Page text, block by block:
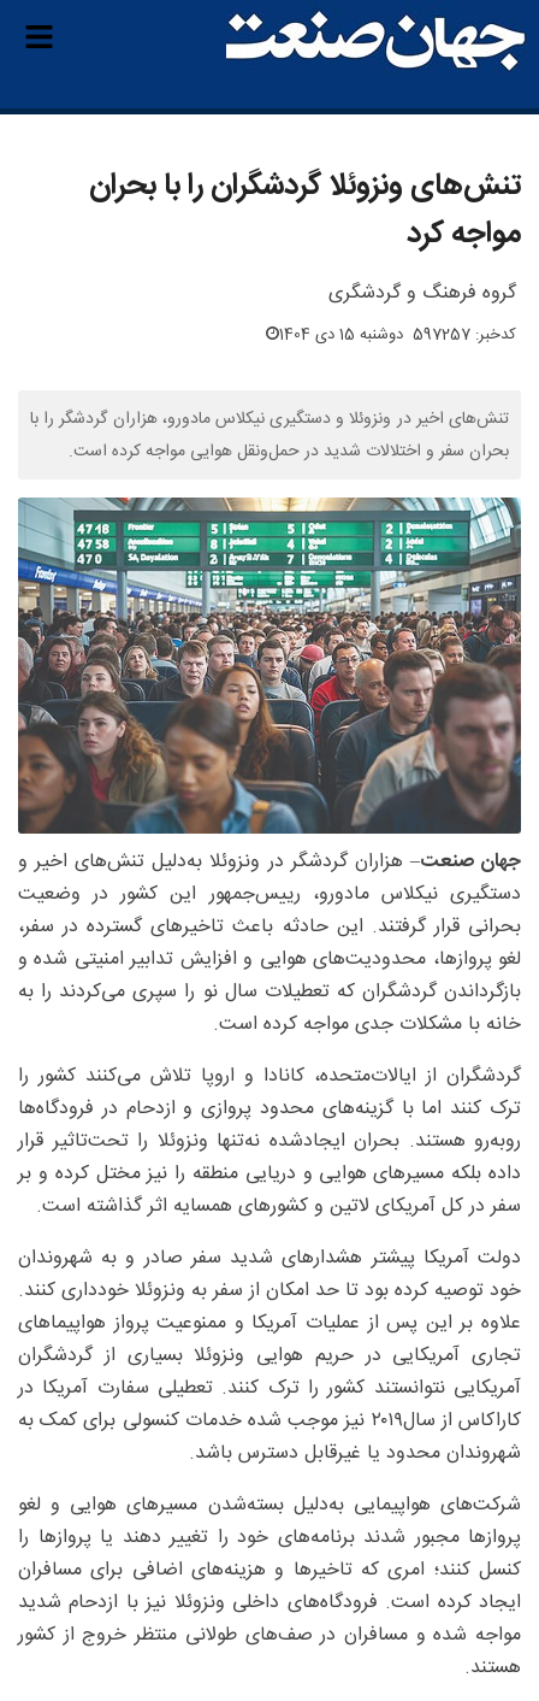
تنش‌های ونزوئلا گردشگران را با بحران
مواجه کرد
گروه فرهنگ و گردشگری
کدخبر: 597257 دوشنبه 15 دی 1404
تنش‌های اخیر در ونزوئلا و دستگیری نیکلاس مادورو، هزاران گردشگر را با
بحران سفر و اختلالات شدید در حمل‌ونقل هوایی مواجه کرده است.
جهان‌ صنعت– هزاران گردشگر در ونزوئلا به‌دلیل تنش‌های اخیر و
دستگیری نیکلاس مادورو، رییس‌جمهور این کشور در وضعیت
بحرانی قرار گرفتند. این حادثه باعث تاخیرهای گسترده در سفر،
لغو پروازها، محدودیت‌های هوایی و افزایش تدابیر امنیتی شده و
بازگرداندن گردشگران که تعطیلات سال نو را سپری می‌کردند را به
خانه با مشکلات جدی مواجه کرده است.
گردشگران از ایالات‌متحده، کانادا و اروپا تلاش می‌کنند کشور را
ترک کنند اما با گزینه‌های محدود پروازی و ازدحام در فرودگاه‌ها
روبه‌رو هستند. بحران ایجادشده نه‌تنها ونزوئلا را تحت‌تاثیر قرار
داده بلکه مسیرهای هوایی و دریایی منطقه را نیز مختل کرده و بر
سفر در کل آمریکای لاتین و کشورهای همسایه اثر گذاشته است.
دولت آمریکا پیشتر هشدارهای شدید سفر صادر و به شهروندان
خود توصیه کرده بود تا حد امکان از سفر به ونزوئلا خودداری کنند.
علاوه بر این پس از عملیات آمریکا و ممنوعیت پرواز هواپیماهای
تجاری آمریکایی در حریم هوایی ونزوئلا بسیاری از گردشگران
آمریکایی نتوانستند کشور را ترک کنند. تعطیلی سفارت آمریکا در
کاراکاس از سال۲۰۱۹ نیز موجب شده خدمات کنسولی برای کمک به
شهروندان محدود یا غیرقابل دسترس باشد.
شرکت‌های هواپیمایی به‌دلیل بسته‌شدن مسیرهای هوایی و لغو
پروازها مجبور شدند برنامه‌های خود را تغییر دهند یا پروازها را
کنسل کنند؛ امری که تاخیرها و هزینه‌های اضافی برای مسافران
ایجاد کرده است. فرودگاه‌های داخلی ونزوئلا نیز با ازدحام شدید
مواجه شده و مسافران در صف‌های طولانی منتظر خروج از کشور
هستند.